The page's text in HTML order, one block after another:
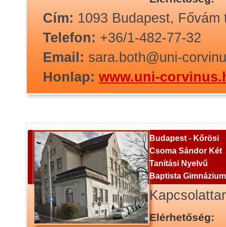
Cím: 1093 Budapest, Fővám
Telefon: +36/1-482-77-32
Email: sara.both@uni-
Honlap: www.uni-
Budapest - Kőrösi
Csoma Sándor Két
Tanítási Nyelvű
Baptista Gimnázium
Elérhetőség: